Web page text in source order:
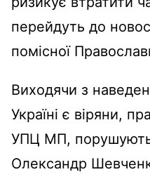
перейдуть до
помісної
Виходячи з
Україні є віряни,
УПЦ МП,
Олександр